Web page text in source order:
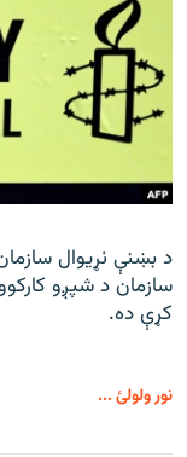
د بښنې نړیوال
سازمان د شپږو
کړې ده.
نور ولولئ ...